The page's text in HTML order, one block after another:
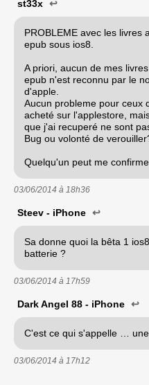
st33x ↩
PROBLEME avec les livres
epub sous ios8.
A priori, aucun de mes
epub n'est reconnu par le
d'apple.
Aucun probleme pour ceux
acheté sur l'applestore,
que j'ai recuperé ne sont
Bug ou volonté de
Quelqu'un peut me
03/06/2014 à 18h36
Steev - iPhone ↩
Sa donne quoi la bêta 1
batterie ?
03/06/2014 à 17h59
Dark Angel 88 - iPhone ↩
C'est ce qui s'appelle …
03/06/2014 à 17h12